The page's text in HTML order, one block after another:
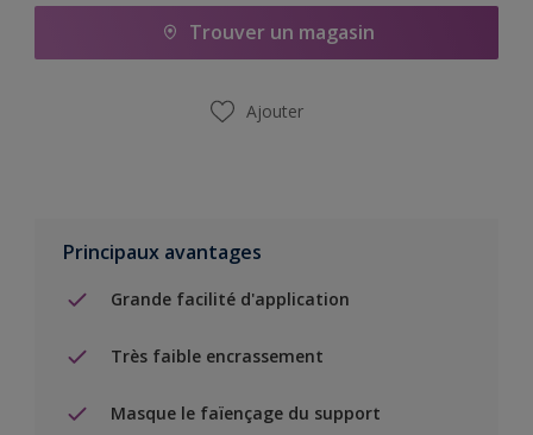
Trouver un magasin
Ajouter
Principaux avantages
Grande facilité d'application
Très faible encrassement
Masque le faïençage du support